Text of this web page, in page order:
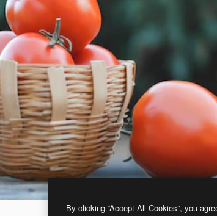
By clicking “Accept All Cookies”, you